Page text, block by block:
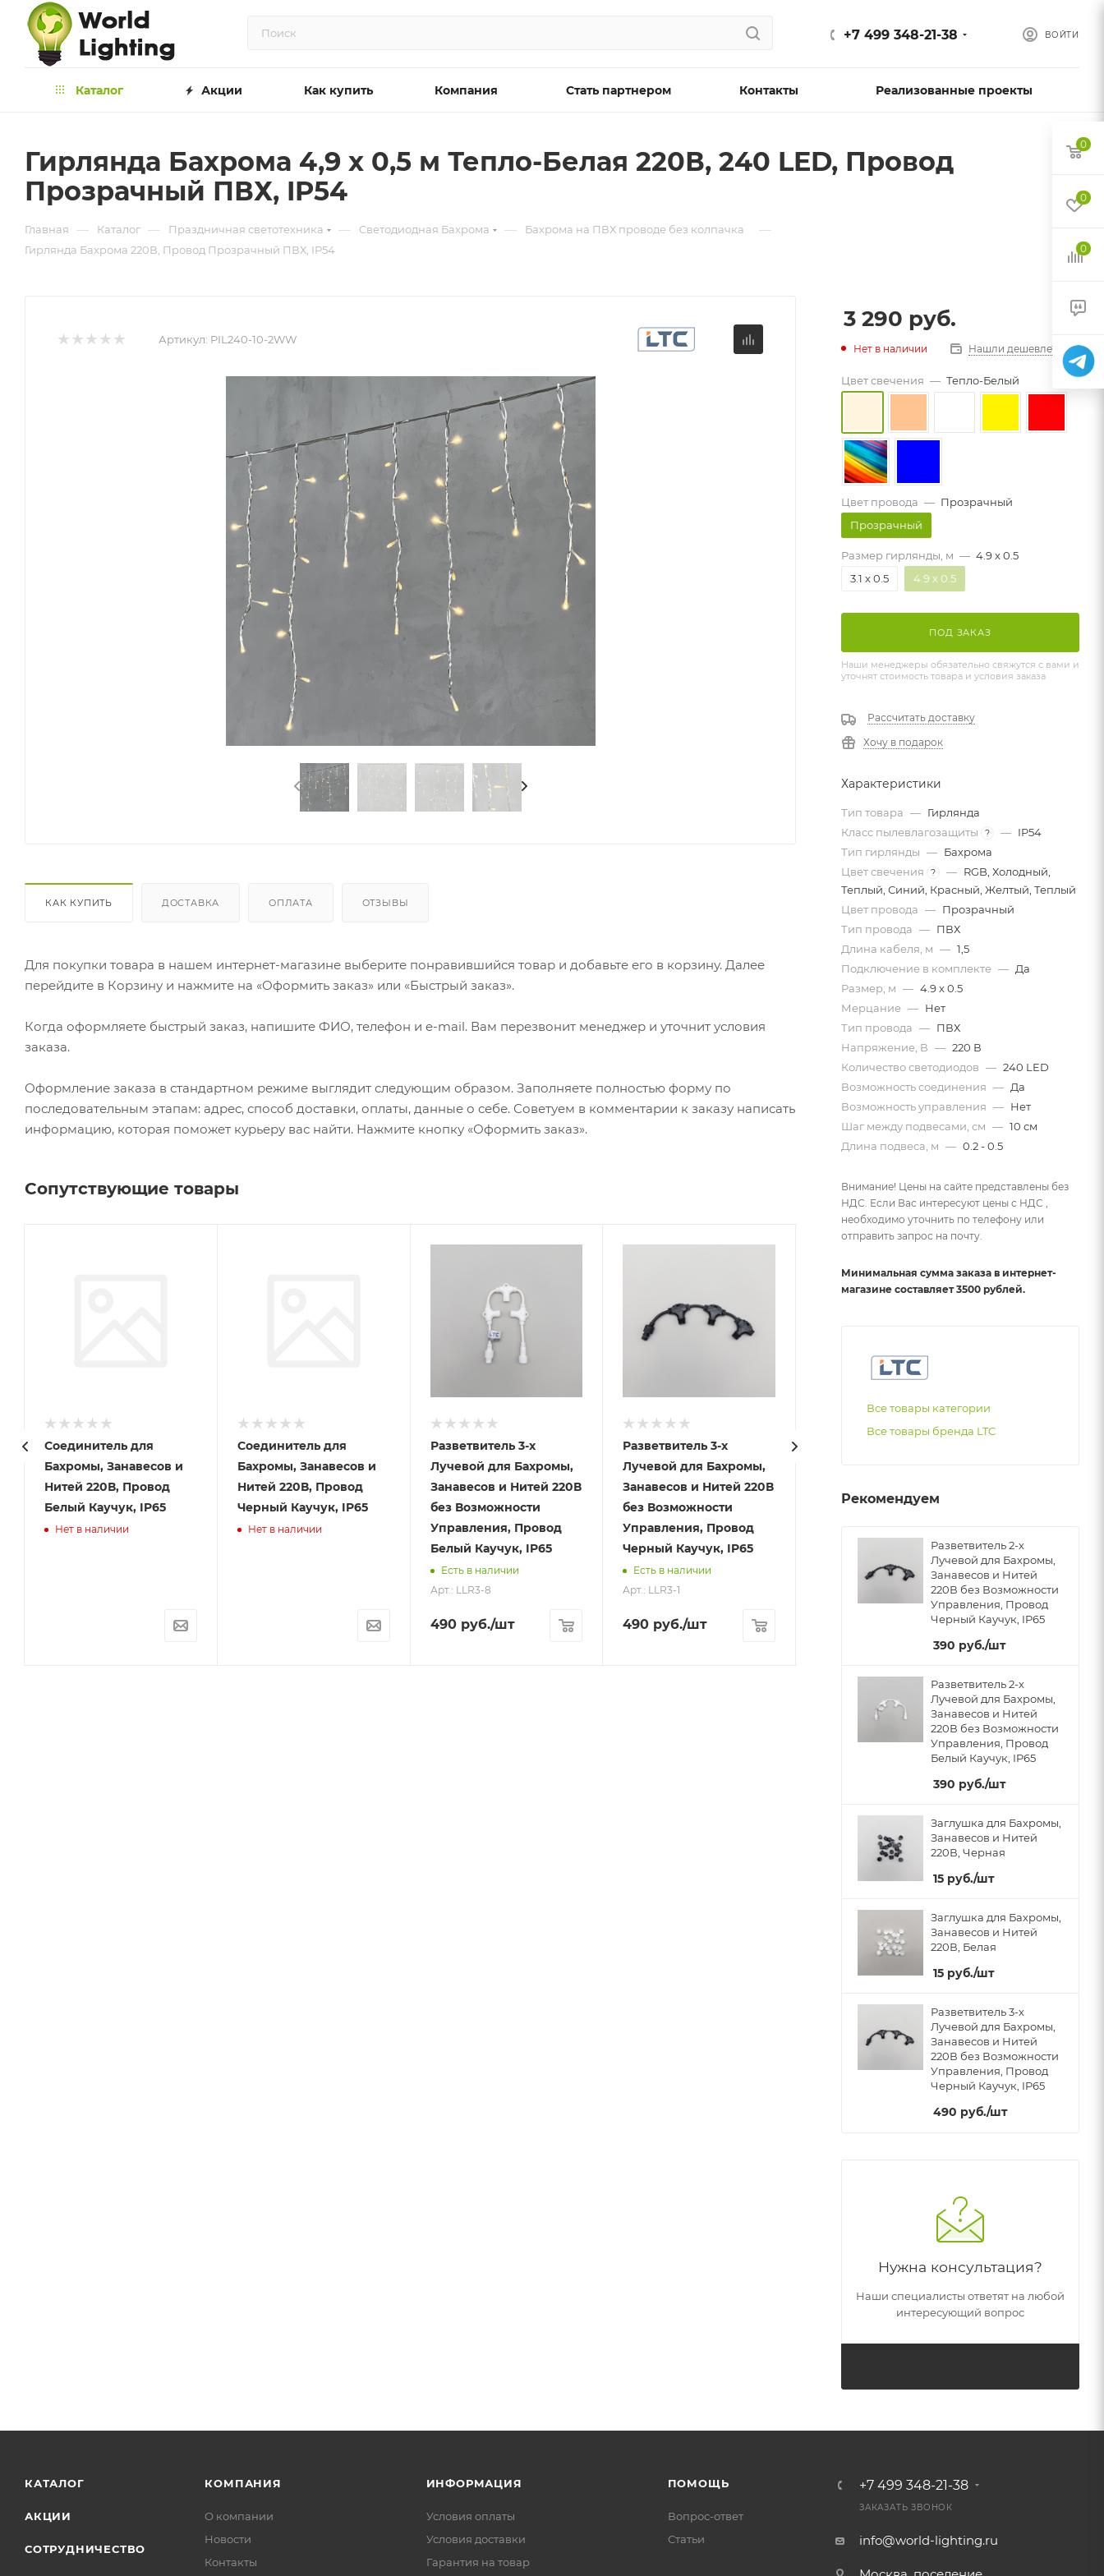
ВОЙТИ
+7 499 348-21-38
Каталог Акции Как купить Компания Стать партнером Контакты Реализованные проекты
Гирлянда Бахрома 4,9 x 0,5 м Тепло-Белая 220В, 240 LED, Провод
Прозрачный ПВХ, IP54
Главная — Каталог — Праздничная светотехника — Светодиодная Бахрома — Бахрома на ПВХ проводе без колпачка —
Гирлянда Бахрома 220В, Провод Прозрачный ПВХ, IP54
Артикул: PIL240-10-2WW
КАК КУПИТЬ ДОСТАВКА ОПЛАТА ОТЗЫВЫ
Для покупки товара в нашем интернет-магазине выберите понравившийся товар и добавьте его в корзину. Далее
перейдите в Корзину и нажмите на «Оформить заказ» или «Быстрый заказ».
Когда оформляете быстрый заказ, напишите ФИО, телефон и e-mail. Вам перезвонит менеджер и уточнит условия
заказа.
Оформление заказа в стандартном режиме выглядит следующим образом. Заполняете полностью форму по
последовательным этапам: адрес, способ доставки, оплаты, данные о себе. Советуем в комментарии к заказу написать
информацию, которая поможет курьеру вас найти. Нажмите кнопку «Оформить заказ».
Сопутствующие товары
Соединитель для
Бахромы, Занавесов и
Нитей 220В, Провод
Белый Каучук, IP65
Нет в наличии
Соединитель для
Бахромы, Занавесов и
Нитей 220В, Провод
Черный Каучук, IP65
Нет в наличии
Разветвитель 3-х
Лучевой для Бахромы,
Занавесов и Нитей 220В
без Возможности
Управления, Провод
Белый Каучук, IP65
Есть в наличии
Арт.: LLR3-8
490руб./шт
Разветвитель 3-х
Лучевой для Бахромы,
Занавесов и Нитей 220В
без Возможности
Управления, Провод
Черный Каучук, IP65
Есть в наличии
Арт.: LLR3-1
490 руб./шт
Есть в наличии
15 руб.
3 290 руб.
Нет в наличии Нашли дешевле?
Цвет свечения — Тепло-Белый
Цвет провода — Прозрачный
Прозрачный
Размер гирлянды, м — 4.9 x 0.5
3.1 x 0.5
4.9 x 0.5
ПОД ЗАКАЗ
Наши менеджеры обязательно свяжутся с вами и
уточнят стоимость товара и условия заказа
Рассчитать доставку
Хочу в подарок
Характеристики
Тип товара — Гирлянда
Класс пылевлагозащиты
? — IP54
Тип гирлянды — Бахрома
Цвет свечения
? — RGB, Холодный,
Теплый, Синий, Красный, Желтый, Теплый
Цвет провода — Прозрачный
Тип провода — ПВХ
Длина кабеля, м — 1,5
Подключение в комплекте — Да
Размер, м — 4.9 x 0.5
Мерцание — Нет
Тип провода — ПВХ
Напряжение, В — 220 В
Количество светодиодов — 240 LED
Возможность соединения — Да
Возможность управления — Нет
Шаг между подвесами, см — 10 см
Длина подвеса, м — 0.2 - 0.5
Внимание! Цены на сайте представлены без
НДС. Если Вас интересуют цены с НДС ,
необходимо уточнить по телефону или
отправить запрос на почту.
Минимальная сумма заказа в интернет-
магазине составляет 3500 рублей.
Все товары категории
Все товары бренда LTC
Рекомендуем
Разветвитель 2-х
Лучевой для Бахромы,
Занавесов и Нитей
220В без Возможности
Управления, Провод
Черный Каучук, IP65
390 руб./шт
Разветвитель 2-х
Лучевой для Бахромы,
Занавесов и Нитей
220В без Возможности
Управления, Провод
Белый Каучук, IP65
390 руб./шт
Заглушка для Бахромы,
Занавесов и Нитей
220В, Черная
15 руб./шт
Заглушка для Бахромы,
Занавесов и Нитей
220В, Белая
15 руб./шт
Разветвитель 3-х
Лучевой для Бахромы,
Занавесов и Нитей
220В без Возможности
Управления, Провод
Черный Каучук, IP65
490 руб./шт
Нужна консультация?
Наши специалисты ответят на любой
интересующий вопрос
КАТАЛОГ
АКЦИИ
СОТРУДНИЧЕСТВО
КОМПАНИЯ
О компании
Новости
Контакты
ИНФОРМАЦИЯ
Условия оплаты
Условия доставки
Гарантия на товар
ПОМОЩЬ
Вопрос-ответ
Статьи
+7 499 348-21-38
ЗАКАЗАТЬ ЗВОНОК
info@world-lighting.ru
0
0
0